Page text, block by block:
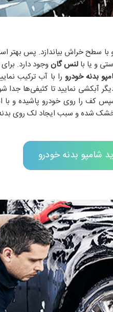
خراش بیاندازد. پس بهتر است
و یا با لنس گانوجود دارد.
بدنه خودرو را با آب ترکیب
آبکشی نمایید تا کثیفی‌ها جدا
کف را روی خودرو پاشیده و با
شده و سبب ایجاد لک روی
شامپو بدنه خودرو